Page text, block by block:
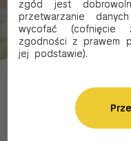
Realne
zgód jest
przetwarzanie
wycofać (cofnięcie
zgodności z prawem
jej podstawie).